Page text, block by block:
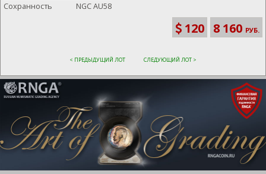
Сохранность
NGC AU58
120 8 160 РУБ.
< ПРЕДЫДУЩИЙ ЛОТ СЛЕДУЮЩИЙ ЛОТ >